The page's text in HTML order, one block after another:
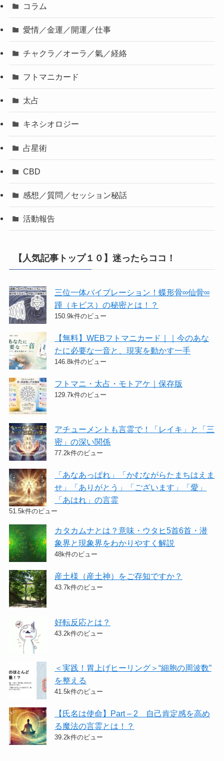
コラム
愛情／金運／開運／仕事
チャクラ／オーラ／氣／経絡
フトマニカード
太占
キネシオロジー
占星術
CBD
感想／質問／セッション秘話
活動報告
【人気記事トップ１０】迷ったらココ！
三位一体バイブレーション！蝶形骨∞仙骨∞
踵（キビス）の秘密とは！？
150.9k件のビュー
【無料】WEBフトマニカード｜｜今のあな
たに必要な一音と、現実を動かす一手
146.8k件のビュー
フトマニ・太占・モトアケ｜保存版
129.7k件のビュー
アチューメントも言霊で！「レイキ」と「三
密」の深い関係
77.2k件のビュー
「あなあっぱれ」「かむながらたまちはえま
せ」「ありがとう」「ございます」「愛」
「あはれ」の言霊
51.5k件のビュー
カタカムナとは？意味・ウタヒ5首6首・潜
象界と現象界をわかりやすく解説
48k件のビュー
産土様（産土神）をご存知ですか？
43.7k件のビュー
好転反応とは？
43.2k件のビュー
＜実践！胃上げヒーリング＞​“細胞の周波数”
を整える
41.5k件のビュー
【氏名は使命】Part – 2 自己肯定感を高め
る魔法の言霊とは！？
39.2k件のビュー